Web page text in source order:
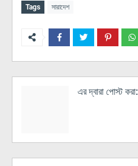
Tags সারাদেশ
এর দ্বারা পোস্ট করা: